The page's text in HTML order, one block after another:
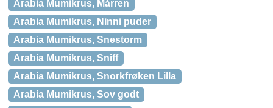
Arabia Mumikrus, Mårren
Arabia Mumikrus, Ninni puder
Arabia Mumikrus, Snestorm
Arabia Mumikrus, Sniff
Arabia Mumikrus, Snorkfrøken Lilla
Arabia Mumikrus, Sov godt